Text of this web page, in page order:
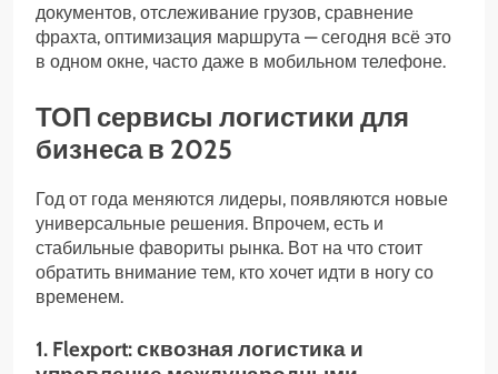
документов, отслеживание грузов, сравнение
фрахта, оптимизация маршрута — сегодня всё это
в одном окне, часто даже в мобильном телефоне.
ТОП сервисы логистики для
бизнеса в 2025
Год от года меняются лидеры, появляются новые
универсальные решения. Впрочем, есть и
стабильные фавориты рынка. Вот на что стоит
обратить внимание тем, кто хочет идти в ногу со
временем.
1. Flexport: сквозная логистика и